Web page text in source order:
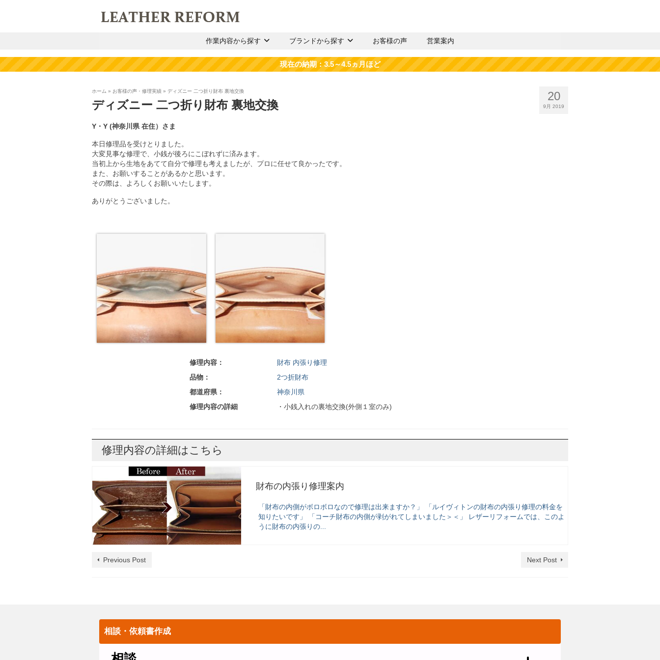
作業内容から探す ブランドから探す お客様の声 営業案内
20
9月 2019
ホーム » お客様の声・修理実績 » ディズニー 二つ折り財布 裏地交換
ディズニー 二つ折り財布 裏地交換
Y・Y (神奈川県 在住） さま
本日修理品を受けとりました。
大変見事な修理で、小銭が後ろにこぼれずに済みます。
当初上から生地をあてて自分で修理も考えましたが、プロに任せて良かったです。
また、お願いすることがあるかと思います。
その際は、よろしくお願いいたします。
ありがとうございました。
修理内容：
財布 内張り修理
品物：
2つ折財布
都道府県：
神奈川県
修理内容の詳細
・小銭入れの裏地交換(外側１室のみ)
修理内容の詳細はこちら
財布の内張り修理案内
「財布の内側がボロボロなので修理は出来ますか？」 「ルイヴィトンの財布の内張り修理の料金を
知りたいです」 「コーチ財布の内側が剥がれてしまいました＞＜」 レザーリフォームでは、このよ
うに財布の内張りの...
Previous Post Next Post
相談・依頼書作成